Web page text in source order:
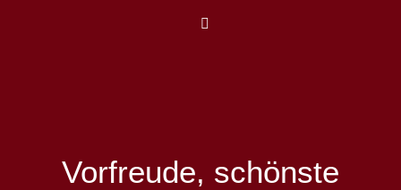
Vorfreude, schönste